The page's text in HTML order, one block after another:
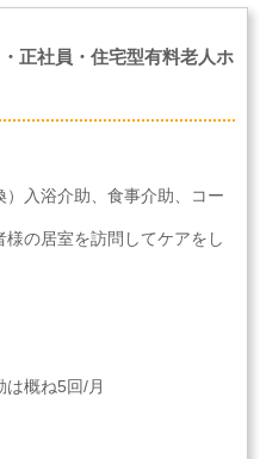
正社員・住宅型有料老人ホ
）入浴介助、食事介助、コー
様の居室を訪問してケアをし
概ね5回/月